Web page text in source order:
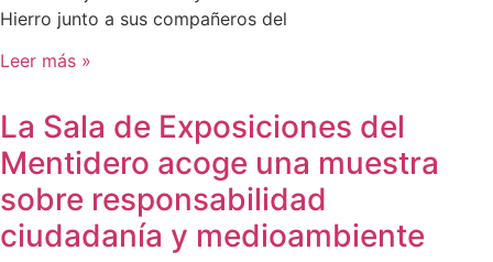
Hierro junto a sus compañeros del
Leer más »
La Sala de Exposiciones del
Mentidero acoge una muestra
sobre responsabilidad
ciudadanía y medioambiente